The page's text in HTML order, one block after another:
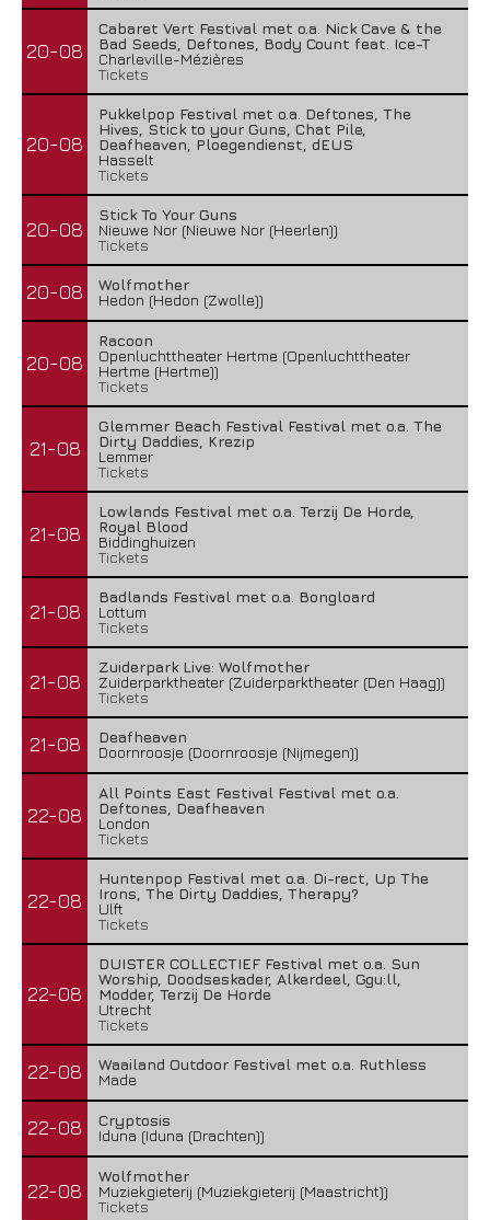
20-08
Cabaret Vert Festival met o.a. Nick Cave & the
Bad Seeds, Deftones, Body Count feat. Ice-T
Charleville-Mézières
Tickets
20-08
Pukkelpop Festival met o.a. Deftones, The
Hives, Stick to your Guns, Chat Pile,
Deafheaven, Ploegendienst, dEUS
Hasselt
Tickets
20-08
Stick To Your Guns
Nieuwe Nor (Nieuwe Nor (Heerlen))
Tickets
20-08
Wolfmother
Hedon (Hedon (Zwolle))
20-08
Racoon
Openluchttheater Hertme (Openluchttheater
Hertme (Hertme))
Tickets
21-08
Glemmer Beach Festival Festival met o.a. The
Dirty Daddies, Krezip
Lemmer
Tickets
21-08
Lowlands Festival met o.a. Terzij De Horde,
Royal Blood
Biddinghuizen
Tickets
21-08
Badlands Festival met o.a. Bongloard
Lottum
Tickets
21-08
Zuiderpark Live: Wolfmother
Zuiderparktheater (Zuiderparktheater (Den Haag))
Tickets
21-08
Deafheaven
Doornroosje (Doornroosje (Nijmegen))
22-08
All Points East Festival Festival met o.a.
Deftones, Deafheaven
London
Tickets
22-08
Huntenpop Festival met o.a. Di-rect, Up The
Irons, The Dirty Daddies, Therapy?
Ulft
Tickets
22-08
DUISTER COLLECTIEF Festival met o.a. Sun
Worship, Doodseskader, Alkerdeel, Ggu:ll,
Modder, Terzij De Horde
Utrecht
Tickets
22-08
Waailand Outdoor Festival met o.a. Ruthless
Made
22-08
Cryptosis
Iduna (Iduna (Drachten))
22-08
Wolfmother
Muziekgieterij (Muziekgieterij (Maastricht))
Tickets